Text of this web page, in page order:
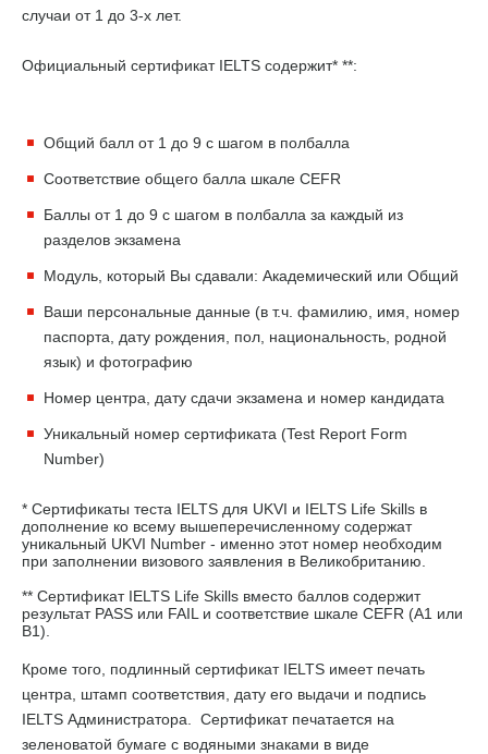
случаи от 1 до 3-х лет.
Официальный сертификат IELTS содержит* **:
Общий балл от 1 до 9 с шагом в полбалла
Соответствие общего балла шкале CEFR
Баллы от 1 до 9 с шагом в полбалла за каждый из
разделов экзамена
Модуль, который Вы сдавали: Академический или Общий
Ваши персональные данные (в т.ч. фамилию, имя, номер
паспорта, дату рождения, пол, национальность, родной
язык) и фотографию
Номер центра, дату сдачи экзамена и номер кандидата
Уникальный номер сертификата (Test Report Form
Number)
* Сертификаты теста IELTS для UKVI и IELTS Life Skills в
дополнение ко всему вышеперечисленному содержат
уникальный UKVI Number - именно этот номер необходим
при заполнении визового заявления в Великобританию.
** Сертификат IELTS Life Skills вместо баллов содержит
результат PASS или FAIL и соответствие шкале CEFR (A1 или
B1).
Кроме того, подлинный сертификат IELTS имеет печать
центра, штамп соответствия, дату его выдачи и подпись
IELTS Администратора. Сертификат печатается на
зеленоватой бумаге с водяными знаками в виде